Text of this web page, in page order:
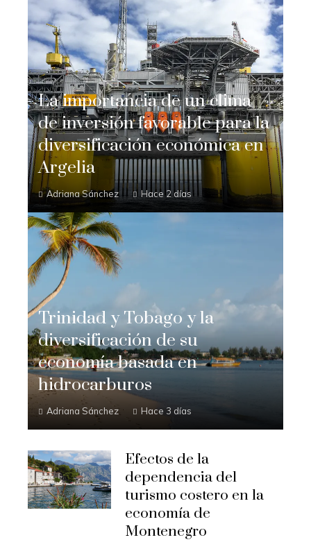
La importancia de un clima
de inversión favorable para la
diversificación económica en
Argelia
Adriana Sánchez Hace 2 días
Trinidad y Tobago y la
diversificación de su
economía basada en
hidrocarburos
Adriana Sánchez Hace 3 días
Efectos de la
dependencia del
turismo costero en la
economía de
Montenegro